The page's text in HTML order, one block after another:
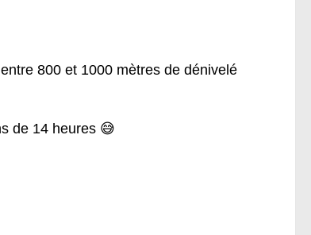
800 et 1000 mètres de dénivelé
de 14 heures 😅